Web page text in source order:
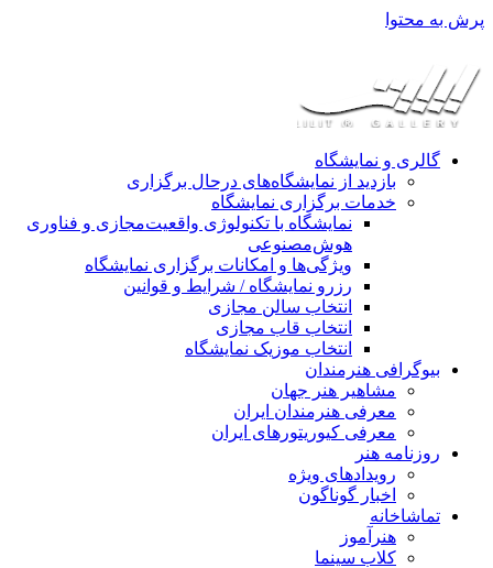
پرش به محتوا
گالری و نمایشگاه
بازدید از نمایشگاه‌های درحال برگزاری
خدمات برگزاری نمایشگاه
نمایشگاه با تکنولوژی واقعیت‌مجازی و فناوری
هوش‌مصنوعی
ویژگی‌ها و امکانات برگزاری نمایشگاه
رزرو نمایشگاه / شرایط و قوانین
انتخاب سالن مجازی
انتخاب قاب مجازی
انتخاب موزیک نمایشگاه
بیوگرافی هنرمندان
مشاهیر هنر جهان
معرفی هنرمندان ایران
معرفی کیوریتورهای ایران
روزنامه هنر
رویدادهای ویژه
اخبار گوناگون
تماشاخانه
هنرآموز
کلاب سینما